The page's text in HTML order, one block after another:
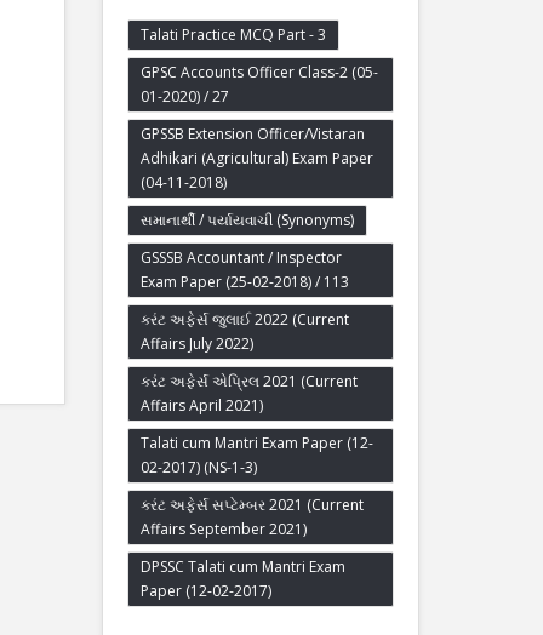
Talati Practice MCQ Part - 3
GPSC Accounts Officer Class-2 (05-
01-2020) / 27
GPSSB Extension Officer/Vistaran
Adhikari (Agricultural) Exam Paper
(04-11-2018)
સમાનાર્થી / પર્યાયવાચી (Synonyms)
GSSSB Accountant / Inspector
Exam Paper (25-02-2018) / 113
કરંટ અફેર્સ જુલાઈ 2022 (Current
Affairs July 2022)
કરંટ અફેર્સ એપ્રિલ 2021 (Current
Affairs April 2021)
Talati cum Mantri Exam Paper (12-
02-2017) (NS-1-3)
કરંટ અફેર્સ સપ્ટેમ્બર 2021 (Current
Affairs September 2021)
DPSSC Talati cum Mantri Exam
Paper (12-02-2017)